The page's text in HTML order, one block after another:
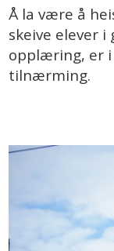
Å la være å
skeive elever
opplæring, er
tilnærming.